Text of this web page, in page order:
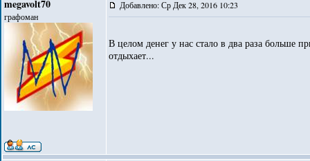
megavolt70
графоман
Добавлено: Ср Дек 28, 2016 10:23
В целом денег у нас стало в два раза больше
отдыхает...